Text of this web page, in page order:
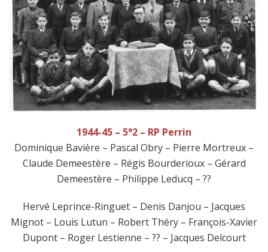
1944-45 – 5°2 – RP Perrin
Dominique Bavière – Pascal Obry – Pierre Mortreux –
Claude Demeestère – Régis Bourderioux – Gérard
Demeestère – Philippe Leducq – ??
Hervé Leprince-Ringuet – Denis Danjou – Jacques
Mignot – Louis Lutun – Robert Théry – François-Xavier
Dupont – Roger Lestienne – ?? – Jacques Delcourt